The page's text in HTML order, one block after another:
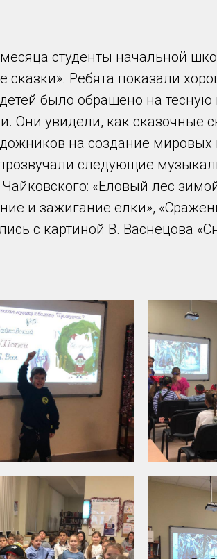
студенты начальной
сказки». Ребята показали
было обращено на тесную
Они увидели, как сказочные
на создание мировых
следующие
«Еловый лес
и зажигание елки»,
с картиной В. Васнецова